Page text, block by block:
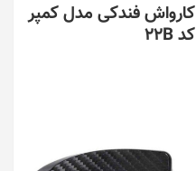
کارواش فندکی مدل کمپر
کد 22B